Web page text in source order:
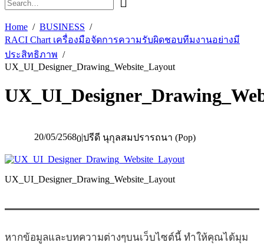
Home
BUSINESS
RACI Chart เครื่องมือจัดการความรับผิดชอบทีมงานอย่างมี
ประสิทธิภาพ
UX_UI_Designer_Drawing_Website_Layout
20/05/25680|ปรีดี นุกุลสมปรารถนา (Pop)
UX_UI_Designer_Drawing_Website_Layout
หากข้อมูลและบทความต่างๆบนเว็บไซต์นี้ ทำให้คุณได้มุม